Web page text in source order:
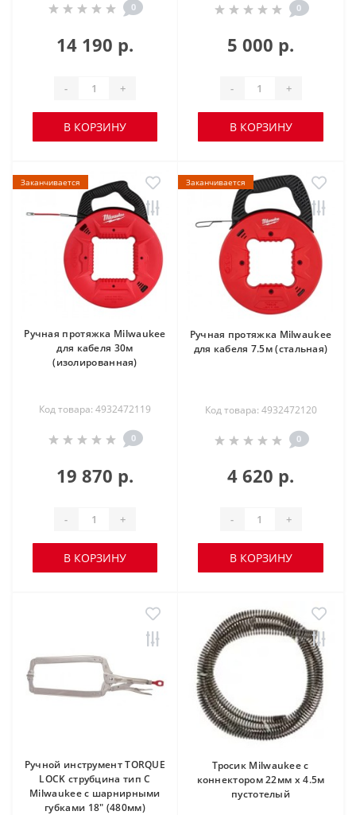
0
14 190 р.
- +
В КОРЗИНУ
0
5 000 р.
- +
В КОРЗИНУ
Заканчивается
Ручная протяжка Milwaukee
для кабеля 30м
(изолированная)
Код товара: 4932472119
0
19 870 р.
- +
В КОРЗИНУ
Заканчивается
Ручная протяжка Milwaukee
для кабеля 7.5м (стальная)
Код товара: 4932472120
0
4 620 р.
- +
В КОРЗИНУ
Ручной инструмент TORQUE
LOCK струбцина тип С
Milwaukee с шарнирными
губками 18" (480мм)
Тросик Milwaukee с
коннектором 22мм х 4.5м
пустотелый